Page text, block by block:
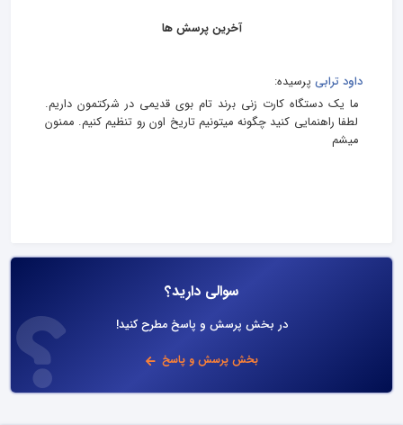
آخرین پرسش ها
داود ترابی پرسیده:
ما یک دستگاه کارت زنی برند تام بوی قدیمی در شرکتمون داریم.
لطفا راهنمایی کنید چگونه میتونیم تاریخ اون رو تنظیم کنیم. ممنون
میشم
سوالی دارید؟
در بخش پرسش و پاسخ مطرح کنید!
بخش پرسش و پاسخ